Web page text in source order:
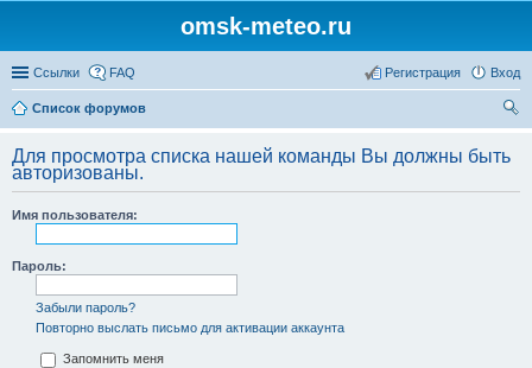
omsk-meteo.ru
Ссылки FAQ Вход
Регистрация
Список форумов
ск
Для просмотра списка нашей команды Вы должны быть
авторизованы.
Имя пользователя:
Пароль:
Забыли пароль?
Повторно выслать письмо для активации аккаунта
Запомнить меня